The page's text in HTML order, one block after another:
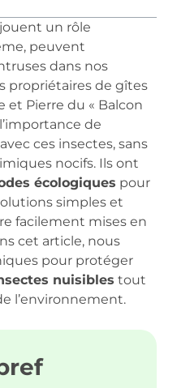
un rôle
peuvent
dans nos
propriétaires de gîtes
et Pierre du « Balcon
de
ces insectes, sans
nocifs. Ils ont
écologiques pour
simples et
facilement mises en
cet article, nous
pour protéger
nuisibles tout
l’environnement.